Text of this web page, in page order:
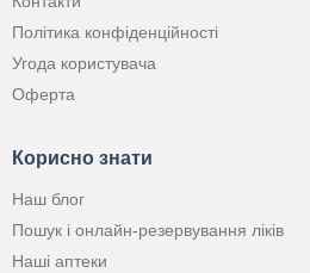
Політика конфіденційності
Угода користувача
Оферта
Корисно знати
Наш блог
Пошук і онлайн-резервування ліків
Наші аптеки